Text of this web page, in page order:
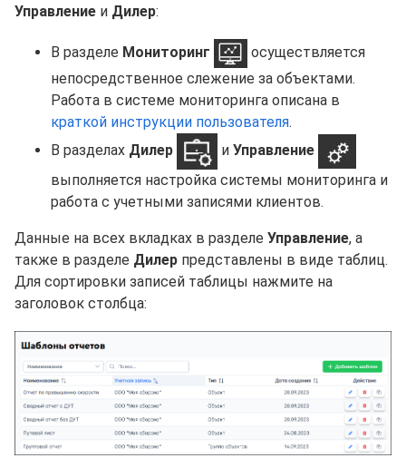
Управление и Дилер:
В разделе Мониторинг
осуществляется
непосредственное слежение за объектами.
Работа в системе мониторинга описана в
краткой инструкции пользователя.
В разделах Дилер и Управление
выполняется настройка системы мониторинга и
работа с учетными записями клиентов.
Данные на всех вкладках в разделе Управление, а
также в разделе Дилер представлены в виде таблиц.
Для сортировки записей таблицы нажмите на
заголовок столбца: